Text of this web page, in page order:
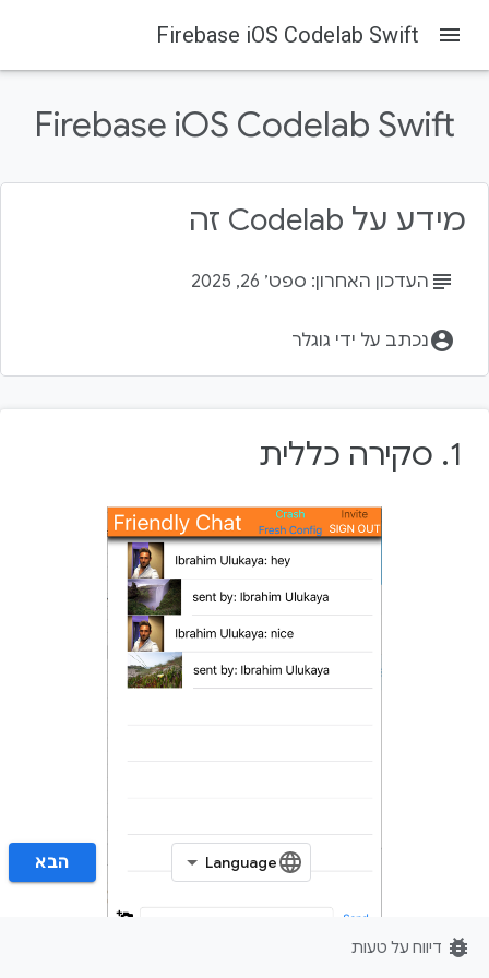
Firebase
Firebase Codelabs
1. סקירה כללית
3. יצירת אפליקציה לתחילת הדרך
4. הגדרת פרויקט Firebase
menu
Firebase iOS Codelab Swift
Firebase iOS Codelab Swift
מידע על Codelab זה
subject העדכון האחרון: ספט׳ 26, 2025
account_circleנכתב על ידי גוגלר
1.‏ סקירה כללית
הבא‏
bug_report דיווח על טעות